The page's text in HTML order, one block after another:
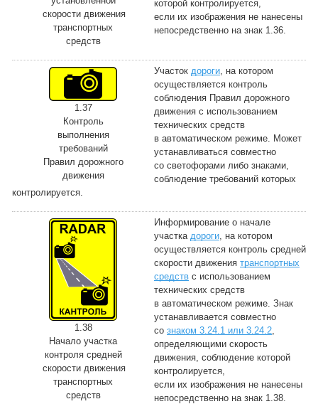
скорости движения
транспортных
средств
которой контролируется,
если их изображения не нанесены
непосредственно на знак 1.36.
1.37
Контроль
выполнения
требований
Правил дорожного
движения
Участок дороги, на котором
осуществляется контроль
соблюдения Правил дорожного
движения с использованием
технических средств
в автоматическом режиме. Может
устанавливаться совместно
со светофорами либо знаками,
соблюдение требований которых
контролируется.
1.38
Начало участка
контроля средней
скорости движения
транспортных
средств
Информирование о начале
участка дороги, на котором
осуществляется контроль средней
скорости движения транспортных
средств с использованием
технических средств
в автоматическом режиме. Знак
устанавливается совместно
со знаком 3.24.1 или 3.24.2,
определяющими скорость
движения, соблюдение которой
контролируется,
если их изображения не нанесены
непосредственно на знак 1.38.